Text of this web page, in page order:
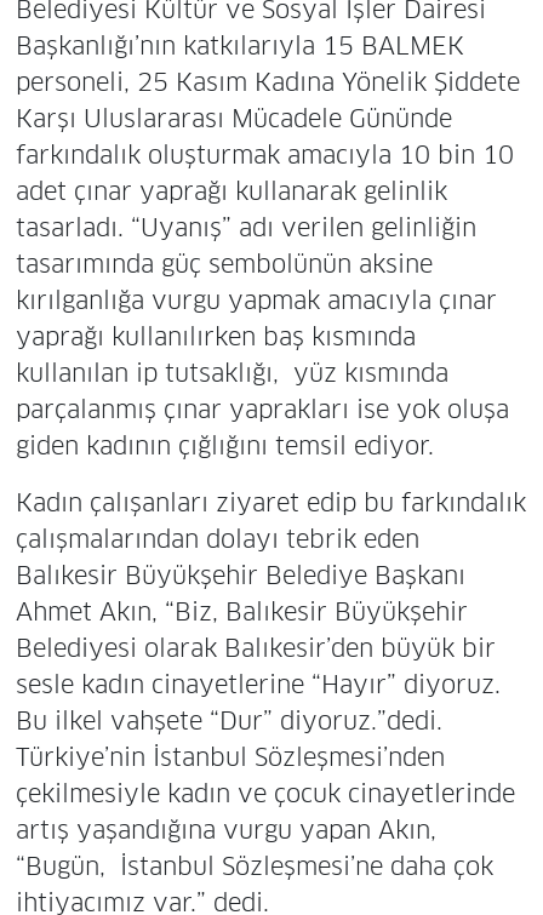
Belediyesi Kültür ve Sosyal İşler Dairesi
Başkanlığı’nın katkılarıyla 15 BALMEK
personeli, 25 Kasım Kadına Yönelik Şiddete
Karşı Uluslararası Mücadele Gününde
farkındalık oluşturmak amacıyla 10 bin 10
adet çınar yaprağı kullanarak gelinlik
tasarladı. “Uyanış” adı verilen gelinliğin
tasarımında güç sembolünün aksine
kırılganlığa vurgu yapmak amacıyla çınar
yaprağı kullanılırken baş kısmında
kullanılan ip tutsaklığı, yüz kısmında
parçalanmış çınar yaprakları ise yok oluşa
giden kadının çığlığını temsil ediyor.
Kadın çalışanları ziyaret edip bu farkındalık
çalışmalarından dolayı tebrik eden
Balıkesir Büyükşehir Belediye Başkanı
Ahmet Akın, “Biz, Balıkesir Büyükşehir
Belediyesi olarak Balıkesir’den büyük bir
sesle kadın cinayetlerine “Hayır” diyoruz.
Bu ilkel vahşete “Dur” diyoruz.”dedi.
Türkiye’nin İstanbul Sözleşmesi’nden
çekilmesiyle kadın ve çocuk cinayetlerinde
artış yaşandığına vurgu yapan Akın,
“Bugün, İstanbul Sözleşmesi’ne daha çok
ihtiyacımız var.” dedi.